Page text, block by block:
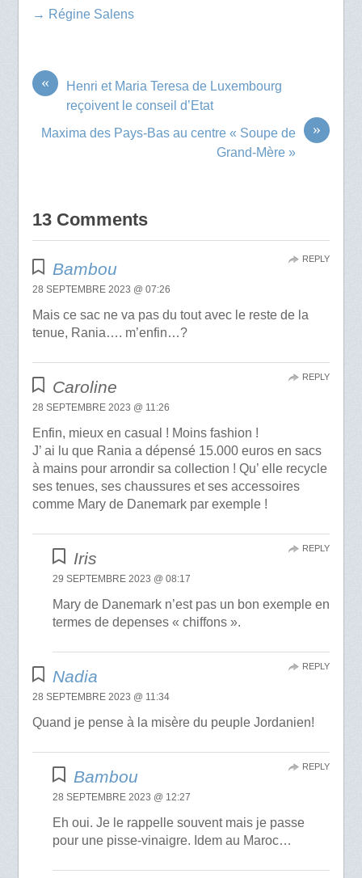
→ Régine Salens
«
Henri et Maria Teresa de Luxembourg
reçoivent le conseil d’Etat
»
Maxima des Pays-Bas au centre « Soupe de
Grand-Mère »
13 Comments
Bambou
28 SEPTEMBRE 2023 @ 07:26
Mais ce sac ne va pas du tout avec le reste de la
tenue, Rania…. m’enfin…?
REPLY
Caroline
28 SEPTEMBRE 2023 @ 11:26
Enfin, mieux en casual ! Moins fashion !
J’ ai lu que Rania a dépensé 15.000 euros en sacs
à mains pour arrondir sa collection ! Qu’ elle recycle
ses tenues, ses chaussures et ses accessoires
comme Mary de Danemark par exemple !
REPLY
Iris
29 SEPTEMBRE 2023 @ 08:17
Mary de Danemark n’est pas un bon exemple en
termes de depenses « chiffons ».
REPLY
Nadia
28 SEPTEMBRE 2023 @ 11:34
Quand je pense à la misère du peuple Jordanien!
REPLY
Bambou
28 SEPTEMBRE 2023 @ 12:27
Eh oui. Je le rappelle souvent mais je passe
pour une pisse-vinaigre. Idem au Maroc…
REPLY